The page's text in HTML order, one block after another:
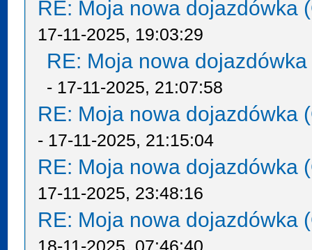
RE: Moja nowa dojazdówka
17-11-2025, 19:03:29
RE: Moja nowa
- 17-11-2025, 21:07:58
RE: Moja nowa dojazdówka
- 17-11-2025, 21:15:04
RE: Moja nowa dojazdówka
17-11-2025, 23:48:16
RE: Moja nowa dojazdówka
18-11-2025, 07:46:40